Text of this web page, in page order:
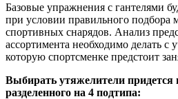
Базовые упражнения с гантелями
при условии правильного подбора
спортивных снарядов. Анализ
ассортимента необходимо делать с
которую спортсменке предстоит
Выбирать утяжелители придется
разделенного на 4 подтипа: